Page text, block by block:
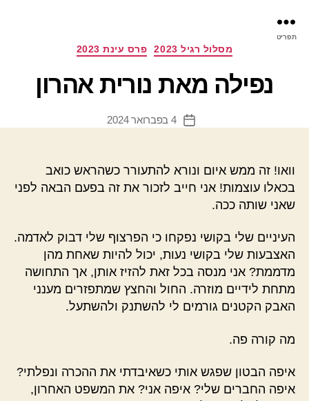
תפריט
קטגוריות מסלול רגיל 2023 פרס עינת 2023
נפילה מאת נורית אהרון
תאריך
4 בפברואר 2024
וואו! זה ממש איום ונורא להתעורר כשהראש כואב
בכאלו עוצמות! אני חייב לזכור את זה בפעם הבאה לפני
שאני שותה ככה.
העיניים שלי בקושי נפקחו כי הפרצוף שלי דבוק לאדמה.
האצבעות שלי בקושי נעות, יכול להיות שאחת מהן
מדממת? אני מנסה בכל זאת להזיז אותן, אך התחושה
מתחת לידיים מוזרה. החול והחצץ שמתפזרים מענני
האבק הקטנים גורמים לי להשתנק ולהשתעל.
מה קורה פה.
איפה הבטון שפגש אותי כשאיבדתי את ההכרה ונפלתי?
איפה החברים שלי? איפה אני? את המשפט האחרון,